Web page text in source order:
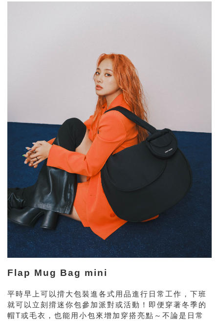
Flap Mug Bag mini
平時早上可以揹大包裝進各式用品進行日常工作，下班
就可以立刻揹迷你包參加派對或活動！即便穿著冬季的
帽T或毛衣，也能用小包來增加穿搭亮點～不論是日常